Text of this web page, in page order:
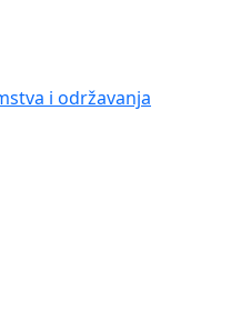
i održavanja